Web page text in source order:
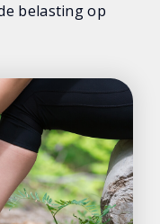
belasting op